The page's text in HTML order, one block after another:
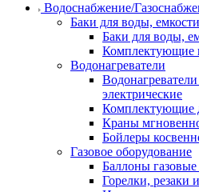
Водоснабжение/
Баки для воды, емкости
Баки для воды,
Комплектующие
Водонагреватели
электрические
Комплектующие
Краны
Бойлеры
Газовое оборудование
Баллоны
Горелки, резаки